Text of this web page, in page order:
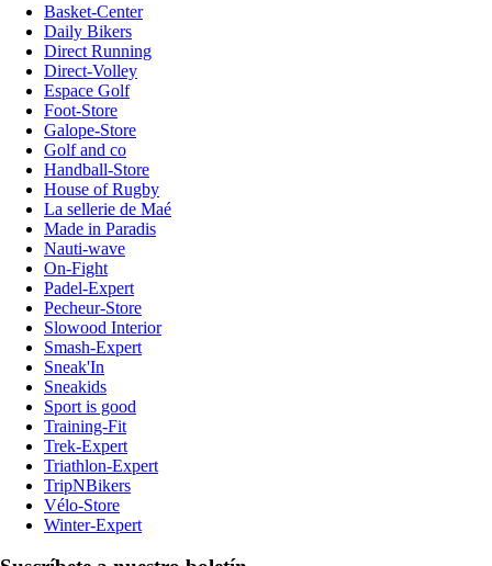
Basket-Center
Daily Bikers
Direct Running
Direct-Volley
Espace Golf
Foot-Store
Galope-Store
Golf and co
Handball-Store
House of Rugby
La sellerie de Maé
Made in Paradis
Nauti-wave
On-Fight
Padel-Expert
Pecheur-Store
Slowood Interior
Smash-Expert
Sneak'In
Sneakids
Sport is good
Training-Fit
Trek-Expert
Triathlon-Expert
TripNBikers
Vélo-Store
Winter-Expert